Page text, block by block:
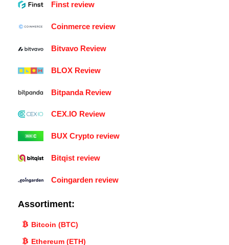
Finst review
Coinmerce review
Bitvavo Review
BLOX Review
Bitpanda Review
CEX.IO Review
BUX Crypto review
Bitqist review
Coingarden review
Assortiment:
Bitcoin (BTC)
Ethereum (ETH)